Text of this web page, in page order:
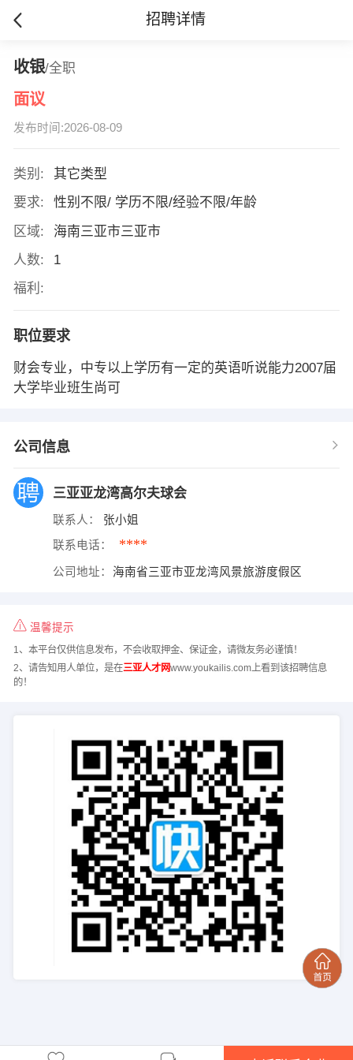
招聘详情
收银/全职
面议
发布时间:2026-08-09
类别:
其它类型
要求:
性别不限/ 学历不限/经验不限/年龄
区域:
海南三亚市三亚市
人数:
1
福利:
职位要求
财会专业，中专以上学历有一定的英语听说能力2007届
大学毕业班生尚可
公司信息
三亚亚龙湾高尔夫球会
联系人： 张小姐
联系电话： ****
公司地址： 海南省三亚市亚龙湾风景旅游度假区
温馨提示
1、本平台仅供信息发布，不会收取押金、保证金，请微友务必谨慎！
2、请告知用人单位，是在三亚人才网www.youkailis.com上看到该招聘信息
的！